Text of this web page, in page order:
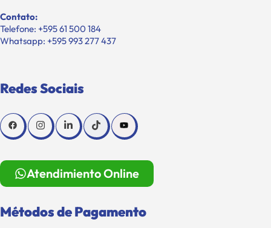
Contato:
Telefone: +595 61 500 184
Whatsapp: +595 993 277 437
Redes Sociais
Atendimiento Online
Métodos de Pagamento